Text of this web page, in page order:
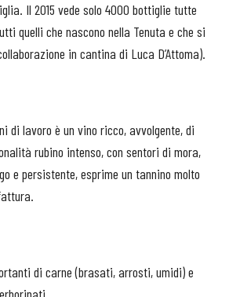
Il 2015 vede solo 4000 bottiglie tutte
quelli che nascono nella Tenuta e che si
in cantina di Luca D’Attoma).
di lavoro è un vino ricco, avvolgente, di
rubino intenso, con sentori di mora,
e persistente, esprime un tannino molto
di carne (brasati, arrosti, umidi) e